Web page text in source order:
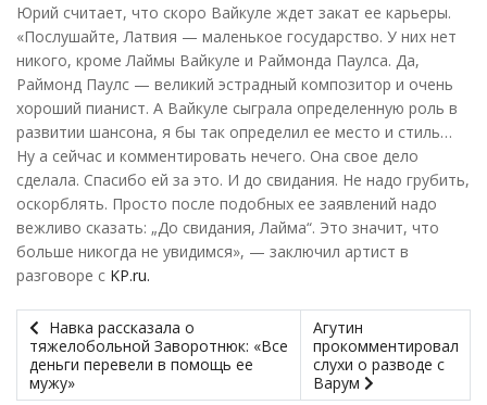
Юрий считает, что скоро Вайкуле ждет закат ее карьеры.
«Послушайте, Латвия — маленькое государство. У них нет
никого, кроме Лаймы Вайкуле и Раймонда Паулса. Да,
Раймонд Паулс — великий эстрадный композитор и очень
хороший пианист. А Вайкуле сыграла определенную роль в
развитии шансона, я бы так определил ее место и стиль…
Ну а сейчас и комментировать нечего. Она свое дело
сделала. Спасибо ей за это. И до свидания. Не надо грубить,
оскорблять. Просто после подобных ее заявлений надо
вежливо сказать: „До свидания, Лайма“. Это значит, что
больше никогда не увидимся», — заключил артист в
разговоре с KP.ru.
Навка рассказала о
тяжелобольной Заворотнюк: «Все
деньги перевели в помощь ее
мужу»
Агутин
прокомментировал
слухи о разводе с
Варум